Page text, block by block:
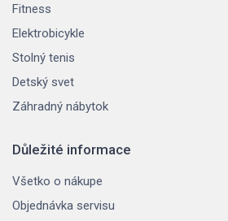
Fitness
Elektrobicykle
Stolný tenis
Detský svet
Záhradný nábytok
Důležité informace
Všetko o nákupe
Objednávka servisu